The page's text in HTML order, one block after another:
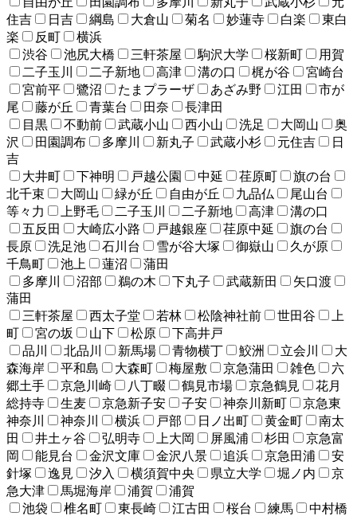
住吉
日吉 綱島 大倉山 菊名 妙蓮寺 白楽
東白
楽
反町
横浜
渋谷
池尻大橋 三軒茶屋 駒沢大学 桜新町
用賀
二子玉川
二子新地 高津 溝の口 梶が谷
宮崎台
宮前平
鷺沼 たまプラーザ あざみ野 江田
市が
尾
藤が丘 青葉台 田奈
長津田
目黒
不動前 武蔵小山 西小山 洗足 大岡山
奥
沢
田園調布 多摩川 新丸子 武蔵小杉 元住吉
日
吉
大井町
下神明 戸越公園 中延 荏原町
旗の台
北千束
大岡山 緑が丘 自由が丘 九品仏
尾山台
等々力
上野毛 二子玉川 二子新地 高津
溝の口
五反田
大崎広小路 戸越銀座 荏原中延
旗の台
長原
洗足池 石川台 雪が谷大塚 御嶽山
久が原
千鳥町
池上 蓮沼
蒲田
多摩川
沼部 鵜の木 下丸子 武蔵新田
矢口渡
蒲田
三軒茶屋
西太子堂 若林 松陰神社前 世田谷
上
町
宮の坂 山下 松原
下高井戸
品川
北品川 新馬場 青物横丁 鮫洲 立会川
大
森海岸
平和島 大森町 梅屋敷 京急蒲田 雑色
六
郷土手
京急川崎 八丁畷 鶴見市場 京急鶴見
花月
総持寺
生麦 京急新子安 子安 神奈川新町
京急東
神奈川
神奈川 横浜 戸部 日ノ出町 黄金町
南太
田
井土ヶ谷 弘明寺 上大岡 屏風浦 杉田
京急富
岡
能見台 金沢文庫 金沢八景 追浜 京急田浦
安
針塚
逸見 汐入 横須賀中央 県立大学 堀ノ内
京
急大津
馬堀海岸 浦賀
浦賀
池袋
椎名町 東長崎 江古田 桜台 練馬
中村橋